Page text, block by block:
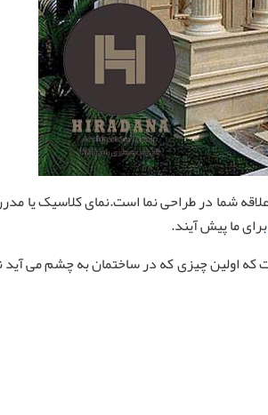
شما در طراحی نما است.نمای کلاسیک یا
ما پیش آیند.
که اولین چیزی که در ساختمان به چشم می